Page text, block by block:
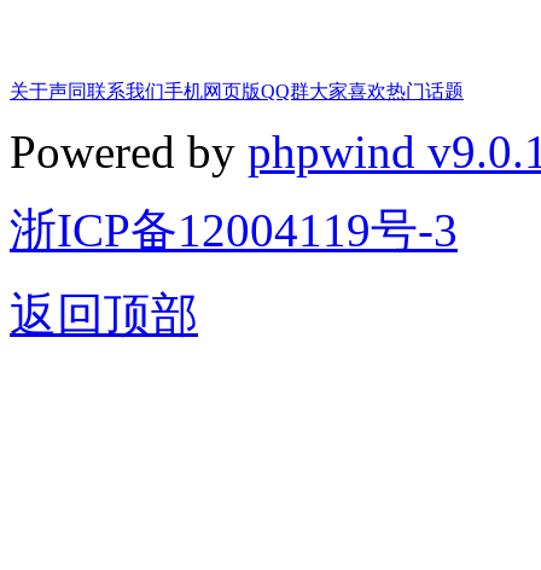
关于声同联系我们手机网页版QQ群大家喜欢热门话题
Powered by phpwind
浙ICP备12004119号-3
返回顶部